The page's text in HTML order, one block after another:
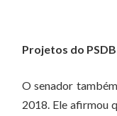
Projetos do PSDB
O senador
2018. Ele afirmou